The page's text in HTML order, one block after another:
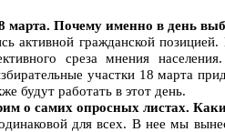
марта. Почему именно в день
активной гражданской
среза мнения
участки 18 марта
будут работать в этот день.
о самих опросных листах.
для всех. В нее мы